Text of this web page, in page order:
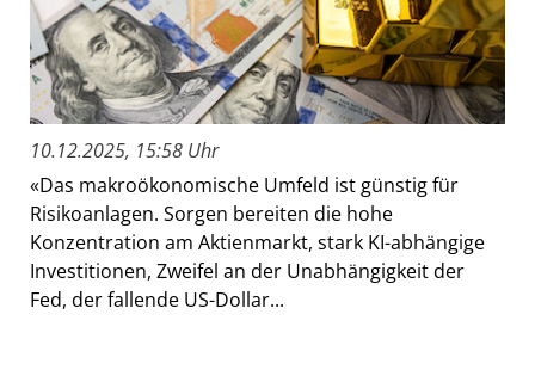
10.12.2025, 15:58 Uhr
«Das makroökonomische Umfeld ist günstig für
Risikoanlagen. Sorgen bereiten die hohe
Konzentration am Aktienmarkt, stark KI-abhängige
Investitionen, Zweifel an der Unabhängigkeit der
Fed, der fallende US-Dollar...